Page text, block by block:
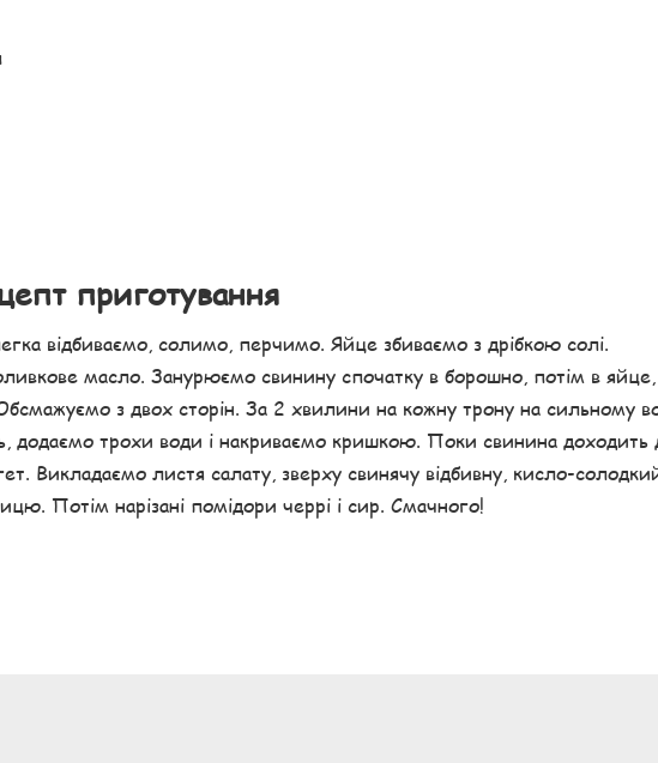
приготування
відбиваємо, солимо, перчимо. Яйце збиваємо з дрібкою солі.
оливкове масло. Занурюємо свинину спочатку в борошно, потім в яйце,
з двох сторін. За 2 хвилини на кожну трону на сильному
додаємо трохи води і накриваємо кришкою. Поки свинина доходить
Викладаємо листя салату, зверху свинячу відбивну, кисло-
Потім нарізані помідори черрі і сир. Смачного!